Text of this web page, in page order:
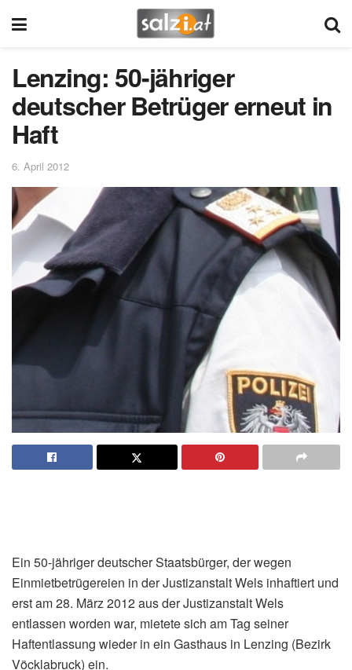
Lenzing: 50-jähriger
deutscher Betrüger erneut in
Haft
6. April 2012
Ein 50-jähriger deutscher Staatsbürger, der wegen
Einmietbetrügereien in der Justizanstalt Wels inhaftiert und
erst am 28. März 2012 aus der Justizanstalt Wels
entlassen worden war, mietete sich am Tag seiner
Haftentlassung wieder in ein Gasthaus in Lenzing (Bezirk
Vöcklabruck) ein.